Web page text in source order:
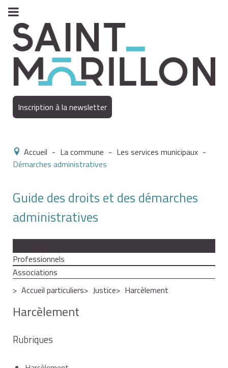
Inscription à la newsletter
Accueil - La commune - Les services municipaux -
Démarches administratives
Guide des droits et des démarches
administratives
Professionnels
Associations
Accueil particuliers
Justice Harcèlement
Harcèlement
Rubriques